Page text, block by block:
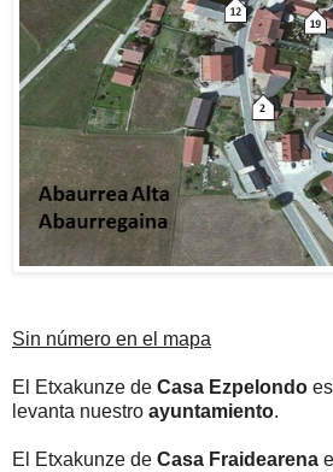
Sin número en el mapa
El Etxakunze de Casa Ezpelondo
levanta nuestro ayuntamiento.
El Etxakunze de Casa Fraidearena